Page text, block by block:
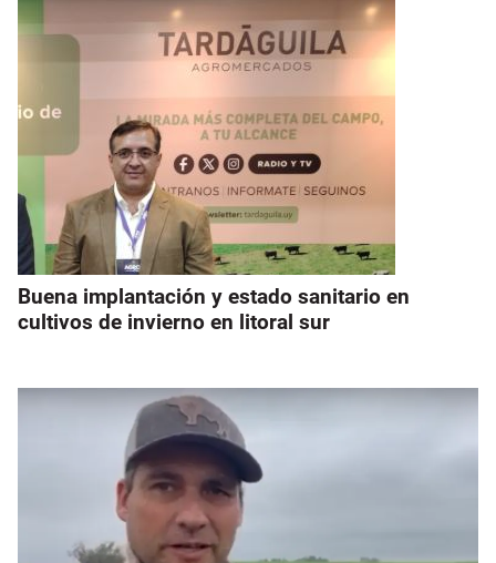
Buena implantación y estado sanitario en
cultivos de invierno en litoral sur